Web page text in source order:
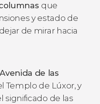
que
y estado de
de mirar hacia
Avenida de las
Templo de Lúxor, y
significado de las